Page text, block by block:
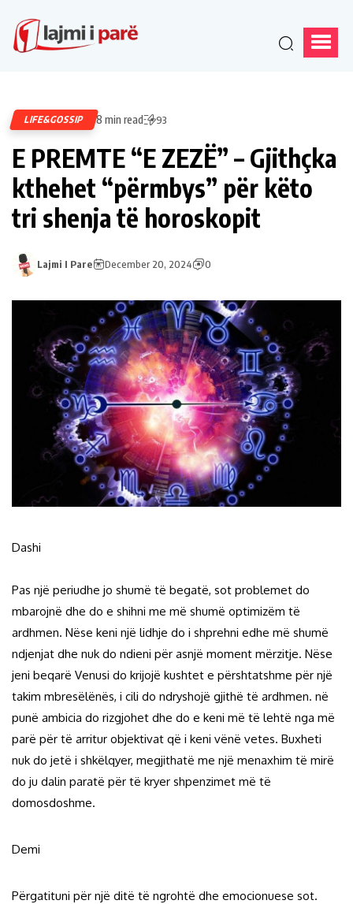
LIFE&GOSSIP 8 min read 93
E PREMTE “E ZEZË” – Gjithçka
kthehet “përmbys” për këto
tri shenja të horoskopit
Lajmi I Pare December 20, 2024 0
Dashi
Pas një periudhe jo shumë të begatë, sot problemet do
mbarojnë dhe do e shihni me më shumë optimizëm të
ardhmen. Nëse keni një lidhje do i shprehni edhe më shumë
ndjenjat dhe nuk do ndieni për asnjë moment mërzitje. Nëse
jeni beqarë Venusi do krijojë kushtet e përshtatshme për një
takim mbresëlënës, i cili do ndryshojë gjithë të ardhmen. në
punë ambicia do rizgjohet dhe do e keni më të lehtë nga më
parë për të arritur objektivat që i keni vënë vetes. Buxheti
nuk do jetë i shkëlqyer, megjithatë me një menaxhim të mirë
do ju dalin paratë për të kryer shpenzimet më të
domosdoshme.
Demi
Përgatituni për një ditë të ngrohtë dhe emocionuese sot.